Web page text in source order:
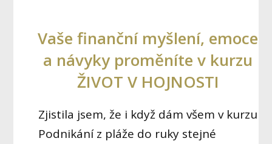
Vaše finanční myšlení, emoce
a návyky proměníte v kurzu
ŽIVOT V HOJNOSTI
Zjistila jsem, že i když dám všem v kurzu
Podnikání z pláže do ruky stejné